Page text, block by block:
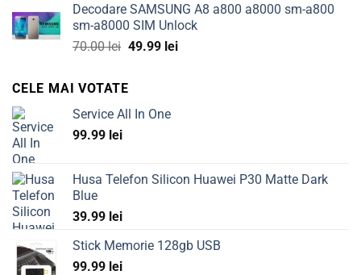
was:
100.00 lei.
is:
49.99 lei.
Decodare SAMSUNG A8 a800 a8000 sm-a800
sm-a8000 SIM Unlock
70.00lei Original
70.00 lei.
49.99 leiCurrent
CELE MAI VOTATE
Service All In One
99.99 lei
Husa Telefon Silicon Huawei P30 Matte Dark
Blue
39.99 lei
Stick Memorie 128gb USB
99.99 lei